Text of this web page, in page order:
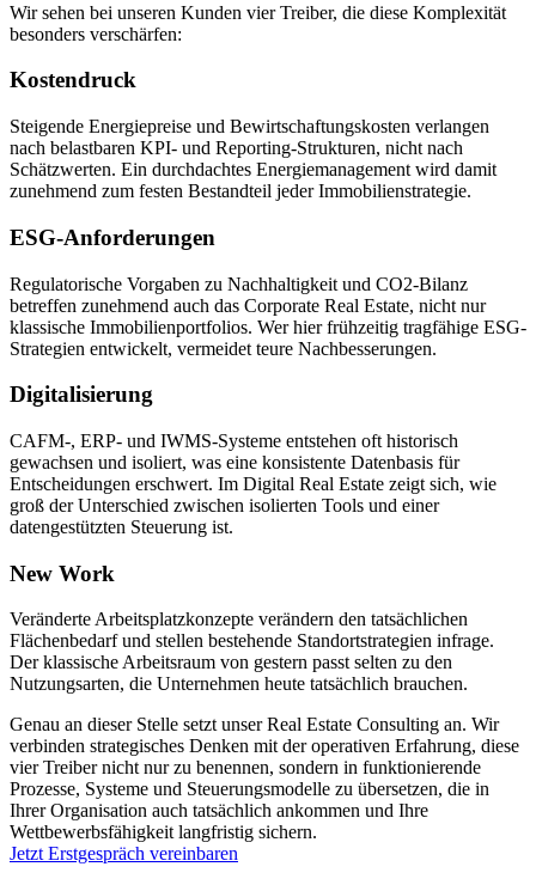
Wir sehen bei unseren Kunden vier Treiber, die diese Komplexität
besonders verschärfen:
Kostendruck
Steigende Energiepreise und Bewirtschaftungskosten verlangen
nach belastbaren KPI- und Reporting-Strukturen, nicht nach
Schätzwerten. Ein durchdachtes Energiemanagement wird damit
zunehmend zum festen Bestandteil jeder Immobilienstrategie.
ESG-Anforderungen
Regulatorische Vorgaben zu Nachhaltigkeit und CO2-Bilanz
betreffen zunehmend auch das Corporate Real Estate, nicht nur
klassische Immobilienportfolios. Wer hier frühzeitig tragfähige ESG-
Strategien entwickelt, vermeidet teure Nachbesserungen.
Digitalisierung
CAFM-, ERP- und IWMS-Systeme entstehen oft historisch
gewachsen und isoliert, was eine konsistente Datenbasis für
Entscheidungen erschwert. Im Digital Real Estate zeigt sich, wie
groß der Unterschied zwischen isolierten Tools und einer
datengestützten Steuerung ist.
New Work
Veränderte Arbeitsplatzkonzepte verändern den tatsächlichen
Flächenbedarf und stellen bestehende Standortstrategien infrage.
Der klassische Arbeitsraum von gestern passt selten zu den
Nutzungsarten, die Unternehmen heute tatsächlich brauchen.
Genau an dieser Stelle setzt unser Real Estate Consulting an. Wir
verbinden strategisches Denken mit der operativen Erfahrung, diese
vier Treiber nicht nur zu benennen, sondern in funktionierende
Prozesse, Systeme und Steuerungsmodelle zu übersetzen, die in
Ihrer Organisation auch tatsächlich ankommen und Ihre
Wettbewerbsfähigkeit langfristig sichern.
Jetzt Erstgespräch vereinbaren